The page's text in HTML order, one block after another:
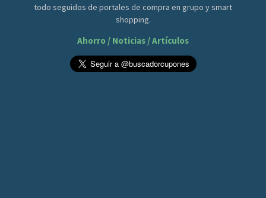
todo seguidos de portales de compra en grupo y smart
shopping.
Ahorro / Noticias / Artículos